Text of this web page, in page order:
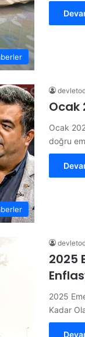
Ocak
Ocak
doğru
2025
2025
Kadar